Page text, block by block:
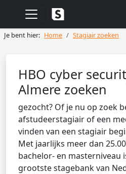
Je bent hier: Home Stagiair zoeken
HBO cyber
Almere zoeken
gezocht? Of je nu op zoek
afstudeerstagiair of een
vinden van een stagiair
Met jaarlijks meer dan
bachelor- en masterniveau
grootste stagebank van